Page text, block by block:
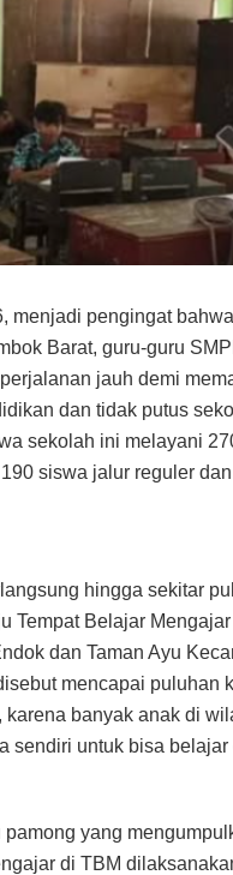
menjadi pengingat
Barat, guru-guru
jauh demi
dan tidak putus
sekolah ini melayani
siswa jalur reguler
hingga sekitar
Tempat Belajar
dan Taman Ayu
mencapai puluhan
banyak anak di
sendiri untuk bisa
pamong yang
di TBM